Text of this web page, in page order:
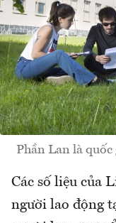
Phần Lan là
Các số liệu của
người lao động